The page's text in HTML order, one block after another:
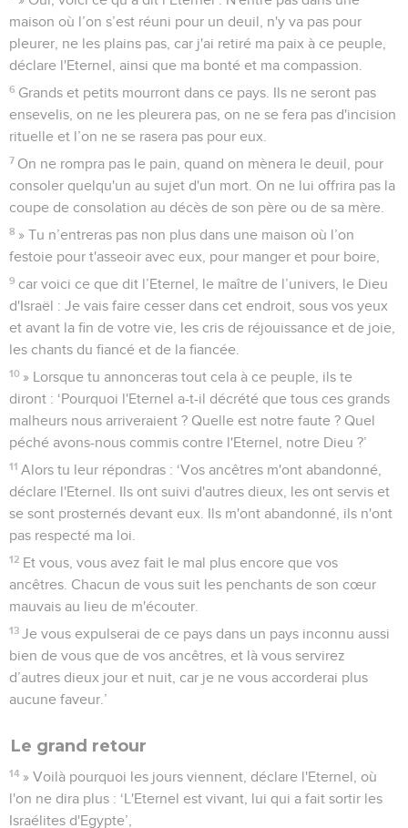
maison où l’on s’est réuni pour un deuil, n'y va pas pour
pleurer, ne les plains pas, car j'ai retiré ma paix à ce peuple,
déclare l'Eternel, ainsi que ma bonté et ma compassion.
6 Grands et petits mourront dans ce pays. Ils ne seront pas
ensevelis, on ne les pleurera pas, on ne se fera pas d'incision
rituelle et l’on ne se rasera pas pour eux.
7 On ne rompra pas le pain, quand on mènera le deuil, pour
consoler quelqu'un au sujet d'un mort. On ne lui offrira pas la
coupe de consolation au décès de son père ou de sa mère.
8 » Tu n’entreras pas non plus dans une maison où l’on
festoie pour t'asseoir avec eux, pour manger et pour boire,
9 car voici ce que dit l’Eternel, le maître de l’univers, le Dieu
d'Israël : Je vais faire cesser dans cet endroit, sous vos yeux
et avant la fin de votre vie, les cris de réjouissance et de joie,
les chants du fiancé et de la fiancée.
10 » Lorsque tu annonceras tout cela à ce peuple, ils te
diront : ‘Pourquoi l'Eternel a-t-il décrété que tous ces grands
malheurs nous arriveraient ? Quelle est notre faute ? Quel
péché avons-nous commis contre l'Eternel, notre Dieu ?’
11 Alors tu leur répondras : ‘Vos ancêtres m'ont abandonné,
déclare l'Eternel. Ils ont suivi d'autres dieux, les ont servis et
se sont prosternés devant eux. Ils m'ont abandonné, ils n'ont
pas respecté ma loi.
12 Et vous, vous avez fait le mal plus encore que vos
ancêtres. Chacun de vous suit les penchants de son cœur
mauvais au lieu de m'écouter.
13 Je vous expulserai de ce pays dans un pays inconnu aussi
bien de vous que de vos ancêtres, et là vous servirez
d’autres dieux jour et nuit, car je ne vous accorderai plus
aucune faveur.’
Le grand retour
14 » Voilà pourquoi les jours viennent, déclare l'Eternel, où
l'on ne dira plus : ‘L'Eternel est vivant, lui qui a fait sortir les
Israélites d'Egypte’,